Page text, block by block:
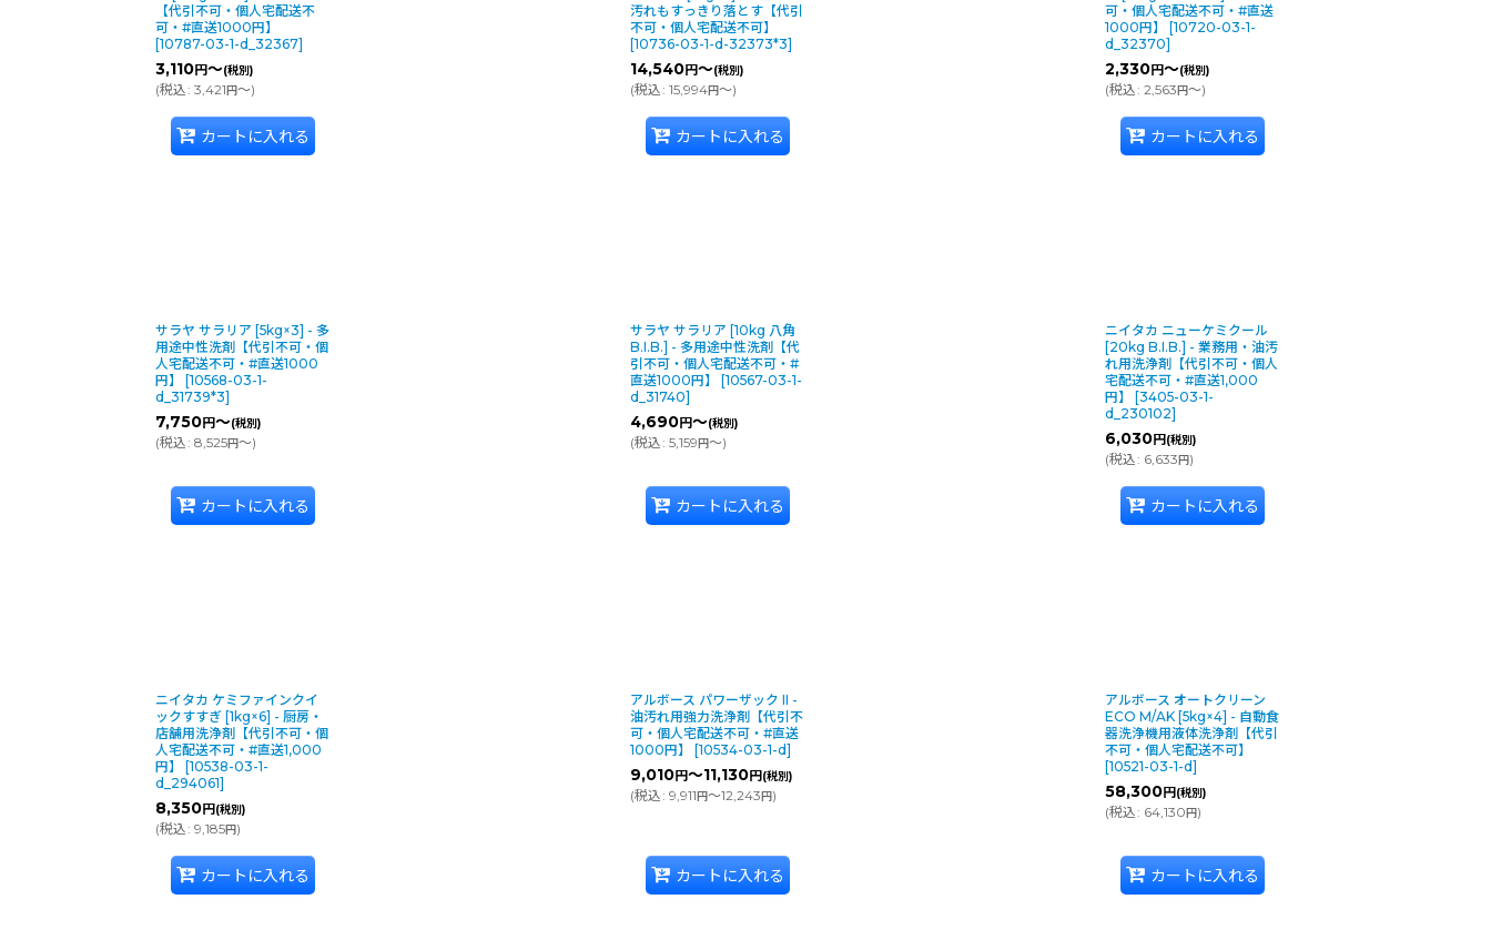
【代引不可・個人宅配送不
可・#直送1000円】
[10787-03-1-d_32367]
3,110円～(税別)
(税込: 3,421円～)
カートに入れる
汚れもすっきり落とす【代引
不可・個人宅配送不可】
[10736-03-1-d-32373*3]
14,540円～(税別)
(税込: 15,994円～)
カートに入れる
可・個人宅配送不可・#直送
1000円】
[10720-03-1-
d_32370]
2,330円～(税別)
(税込: 2,563円～)
カートに入れる
サラヤ サラリア [5kg×3] - 多
用途中性洗剤【代引不可・個
人宅配送不可・#直送1000
円】
[10568-03-1-
d_31739*3]
7,750円～(税別)
(税込: 8,525円～)
カートに入れる
サラヤ サラリア [10kg 八角
B.I.B.] - 多用途中性洗剤【代
引不可・個人宅配送不可・#
直送1000円】
[10567-03-1-
d_31740]
4,690円～(税別)
(税込: 5,159円～)
カートに入れる
ニイタカ ニューケミクール
[20kg B.I.B.] - 業務用・油汚
れ用洗浄剤【代引不可・個人
宅配送不可・#直送1,000
円】
[3405-03-1-
d_230102]
6,030円(税別)
(税込: 6,633円)
カートに入れる
ニイタカ ケミファインクイ
ックすすぎ [1kg×6] - 厨房・
店舗用洗浄剤【代引不可・個
人宅配送不可・#直送1,000
円】
[10538-03-1-
d_294061]
8,350円(税別)
(税込: 9,185円)
カートに入れる
アルボース パワーザック II -
油汚れ用強力洗浄剤【代引不
可・個人宅配送不可・#直送
1000円】
[10534-03-1-d]
9,010円～11,130円(税別)
(税込: 9,911円～12,243円)
カートに入れる
アルボース オートクリーン
ECO M/AK [5kg×4] - 自動食
器洗浄機用液体洗浄剤【代引
不可・個人宅配送不可】
[10521-03-1-d]
58,300円(税別)
(税込: 64,130円)
カートに入れる